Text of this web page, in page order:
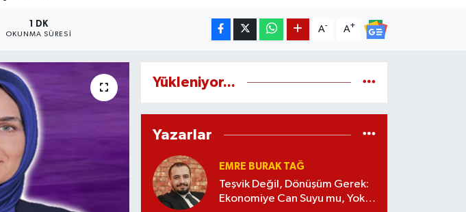
1 DK
OKUNMA SÜRESI
A- A+
Yükleniyor...
Yazarlar
EMRE BURAK TAĞ
Teşvik Değil, Dönüşüm Gerek:
Ekonomiye Can Suyu mu, Yoksa